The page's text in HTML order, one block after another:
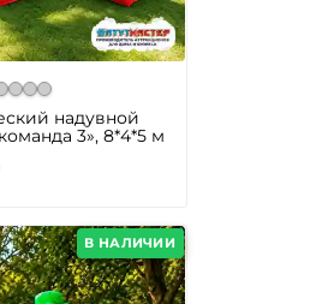
надувной
3», 8*4*5 м
В НАЛИЧИИ